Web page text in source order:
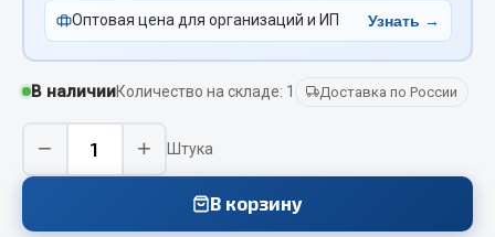
Весь раздел
Оптовая цена для организаций и ИП Узнать →
В наличииКоличество на складе: 1 Доставка по России
− + Штука
В корзину